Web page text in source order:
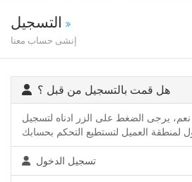
إنشى حساب معنا
هل قمت بالتسجيل من قبل ؟
يرجى الضغط على الزر ادناه لتسجيل
تسجيل الدخول